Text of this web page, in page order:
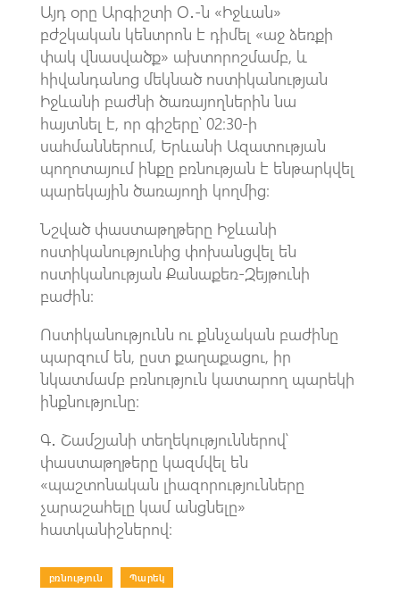
Այդ օրը Արգիշտի Օ․-ն «Իջևան»
բժշկական կենտրոն է դիմել «աջ ձեռքի
փակ վնասվածք» ախտորոշմամբ, և
հիվանդանոց մեկնած ոստիկանության
Իջևանի բաժնի ծառայողներին նա
հայտնել է, որ գիշերը՝ 02։30-ի
սահմաններում, Երևանի Ազատության
պողոտայում ինքը բռնության է ենթարկվել
պարեկային ծառայողի կողմից։
Նշված փաստաթղթերը Իջևանի
ոստիկանությունից փոխանցվել են
ոստիկանության Քանաքեռ-Զեյթունի
բաժին։
Ոստիկանությունն ու քննչական բաժինը
պարզում են, ըստ քաղաքացու, իր
նկատմամբ բռնություն կատարող պարեկի
ինքնությունը։
Գ․ Շամշյանի տեղեկություններով՝
փաստաթղթերը կազմվել են
«պաշտոնական լիազորությունները
չարաշահելը կամ անցնելը»
հատկանիշներով։
բռնություն Պարեկ